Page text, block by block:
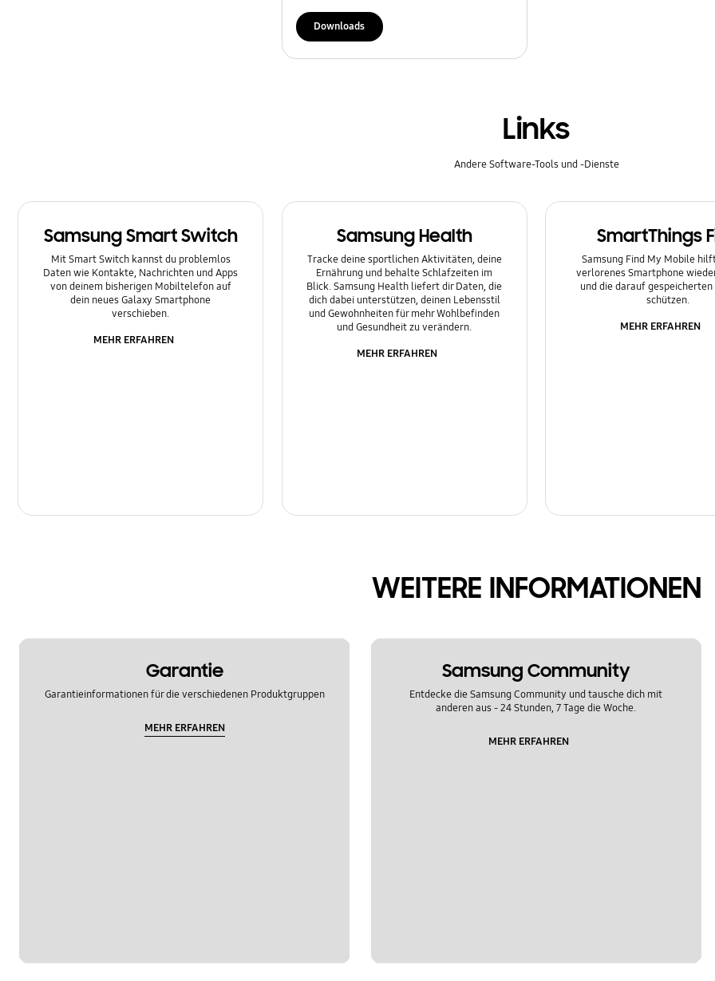
Ton
Downloads
Links
Andere Software-Tools und -Dienste
Samsung Smart Switch
Mit Smart Switch kannst du problemlos
Daten wie Kontakte, Nachrichten und Apps
von deinem bisherigen Mobiltelefon auf
dein neues Galaxy Smartphone
verschieben.
MEHR ERFAHREN
Samsung Health
Tracke deine sportlichen Aktivitäten, deine
Ernährung und behalte Schlafzeiten im
Blick. Samsung Health liefert dir Daten, die
dich dabei unterstützen, deinen Lebensstil
und Gewohnheiten für mehr Wohlbefinden
und Gesundheit zu verändern.
MEHR ERFAHREN
SmartThings
Samsung Find My Mobile
verlorenes Smartphone
und die darauf
schützen.
MEHR ERFAHREN
WEITERE INFORMATIONEN
Garantie
Garantieinformationen für die verschiedenen Produktgruppen
MEHR ERFAHREN
Samsung Community
Entdecke die Samsung Community und tausche dich mit
anderen aus - 24 Stunden, 7 Tage die Woche.
MEHR ERFAHREN